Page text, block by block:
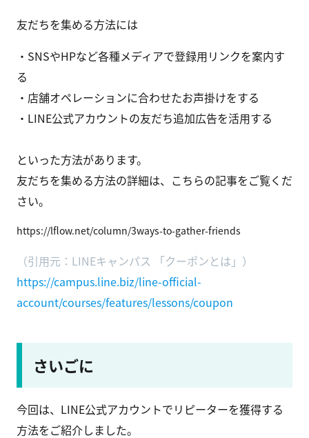
友だちを集める方法には
・SNSやHPなど各種メディアで登録用リンクを案内す
る
・店舗オペレーションに合わせたお声掛けをする
・LINE公式アカウントの友だち追加広告を活用する
といった方法があります。
友だちを集める方法の詳細は、こちらの記事をご覧くだ
さい。
https://lflow.net/column/3ways-to-gather-friends
（引用元：LINEキャンパス 「クーポンとは」）
https://campus.line.biz/line-official-
account/courses/features/lessons/coupon
さいごに
今回は、LINE公式アカウントでリピーターを獲得する
方法をご紹介しました。